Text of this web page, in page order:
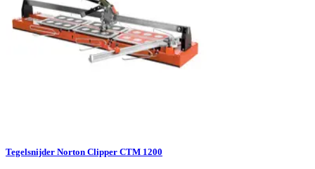
Tegelsnijder Norton Clipper CTM 1200